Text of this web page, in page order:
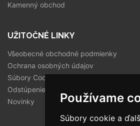
Používame
Súbory cookie a
Kamenný obchod
UŽITOČNÉ LINKY
Všeobecné obchodné podmienky
Ochrana osobných údajov
Súbory Cookies
Odstúpenie od zmluvy
Novinky